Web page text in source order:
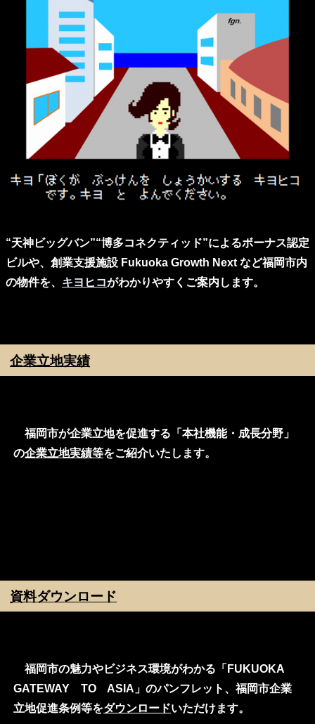
“天神ビッグバン”“博多コネクティッド”によるボーナス認定
ビルや、創業支援施設 Fukuoka Growth Next など福岡市内
の物件を、 キヨヒコがわかりやすくご案内します。
企業立地実績
福岡市が企業立地を促進する「本社機能・成長分野」
の企業立地実績等をご紹介いたします。
資料ダウンロード
福岡市の魅力やビジネス環境がわかる「FUKUOKA
GATEWAY TO ASIA」のパンフレット、福岡市企業
立地促進条例等をダウンロードいただけます。